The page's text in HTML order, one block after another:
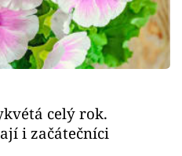
celý rok.
i začátečníci